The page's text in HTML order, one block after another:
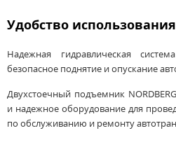
Удобство использования
Надежная гидравлическая
безопасное поднятие и опускание
Двухстоечный подъемник
и надежное оборудование для
по обслуживанию и ремонту